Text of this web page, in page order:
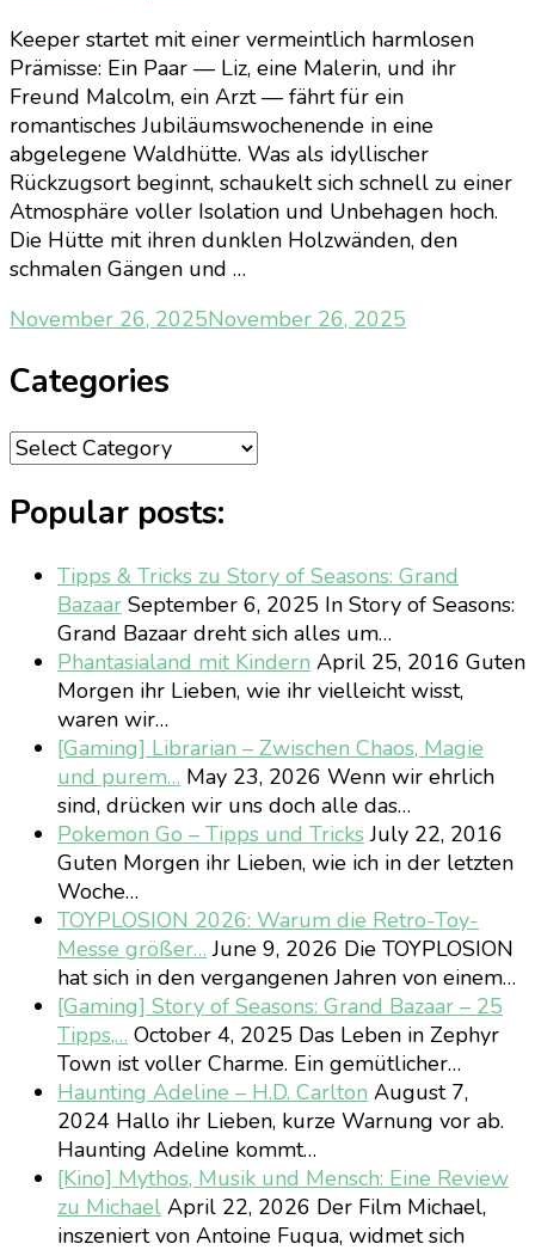
Keeper startet mit einer vermeintlich harmlosen
Prämisse: Ein Paar — Liz, eine Malerin, und ihr
Freund Malcolm, ein Arzt — fährt für ein
romantisches Jubiläumswochenende in eine
abgelegene Waldhütte. Was als idyllischer
Rückzugsort beginnt, schaukelt sich schnell zu einer
Atmosphäre voller Isolation und Unbehagen hoch.
Die Hütte mit ihren dunklen Holzwänden, den
schmalen Gängen und …
November 26, 2025November 26, 2025
Categories
Categories
Popular posts:
Tipps & Tricks zu Story of Seasons: Grand
Bazaar September 6, 2025 In Story of Seasons:
Grand Bazaar dreht sich alles um…
Phantasialand mit Kindern April 25, 2016 Guten
Morgen ihr Lieben, wie ihr vielleicht wisst,
waren wir…
[Gaming] Librarian – Zwischen Chaos, Magie
und purem… May 23, 2026 Wenn wir ehrlich
sind, drücken wir uns doch alle das…
Pokemon Go – Tipps und TricksJuly 22, 2016
Guten Morgen ihr Lieben, wie ich in der letzten
Woche…
TOYPLOSION 2026: Warum die Retro-Toy-
Messe größer… June 9, 2026 Die TOYPLOSION
hat sich in den vergangenen Jahren von einem…
[Gaming] Story of Seasons: Grand Bazaar – 25
Tipps,… October 4, 2025 Das Leben in Zephyr
Town ist voller Charme. Ein gemütlicher…
Haunting Adeline – H.D. Carlton August 7,
2024 Hallo ihr Lieben, kurze Warnung vor ab.
Haunting Adeline kommt…
[Kino] Mythos, Musik und Mensch: Eine Review
zu Michael April 22, 2026 Der Film Michael,
inszeniert von Antoine Fuqua, widmet sich